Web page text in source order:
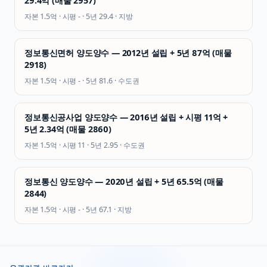
자본 1.5억 · 시평- · 5년29.4· 지방
정보통신면허 양도양수 — 2012년 설립 + 5년 87억 (매물
2918)
자본 1.5억 · 시평- · 5년81.6· 수도권
정보통신공사업 양도양수 — 2016년 설립 + 시평 11억 +
5년 2.34억 (매물 2860)
자본 1.5억 · 시평11 · 5년2.95· 수도권
정보통신 양도양수 — 2020년 설립 + 5년 65.5억 (매물
2844)
자본 1.5억 · 시평- · 5년67.1 · 지방